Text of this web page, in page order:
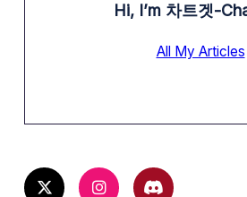
Hi, I’m 차트겟-
All My Articles